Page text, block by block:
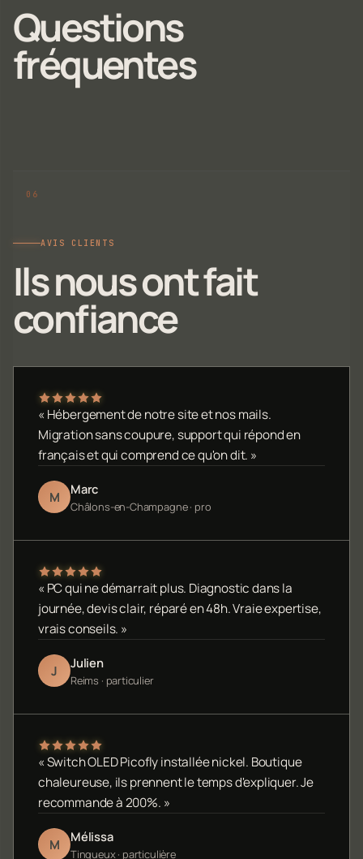
Questions
fréquentes
AVIS CLIENTS
Ils nous ont fait
confiance
« Hébergement de notre site et nos mails.
Migration sans coupure, support qui répond en
français et qui comprend ce qu'on dit. »
M Marc
Châlons-en-Champagne · pro
« PC qui ne démarrait plus. Diagnostic dans la
journée, devis clair, réparé en 48h. Vraie expertise,
vrais conseils. »
J Julien
Reims · particulier
« Switch OLED Picofly installée nickel. Boutique
chaleureuse, ils prennent le temps d'expliquer. Je
recommande à 200%. »
M Mélissa
Tinqueux · particulière